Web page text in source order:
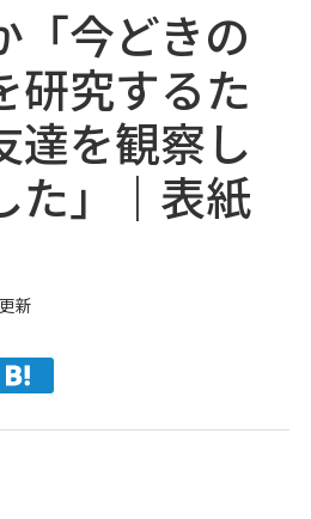
「今どきの
研究するた
達を観察し
た」｜表紙
新